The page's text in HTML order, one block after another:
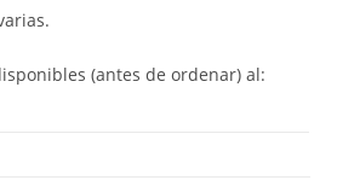
(antes de ordenar) al: